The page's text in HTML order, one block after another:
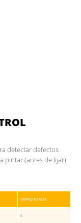
detectar defectos
pintar (antes de lijar).
EMPAQUETADO
6